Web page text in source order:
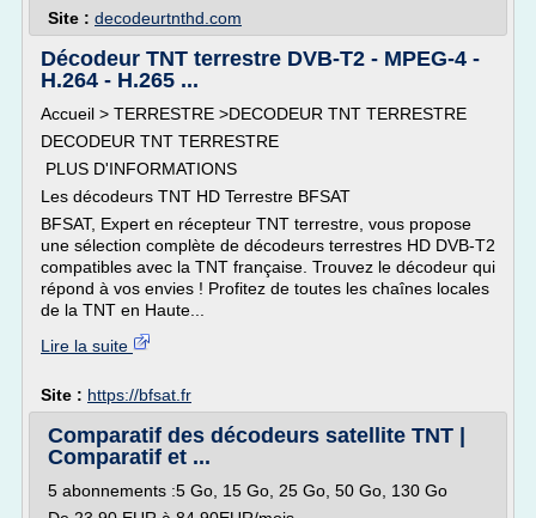
Site : decodeurtnthd.com
Décodeur TNT terrestre DVB-T2 - MPEG-4 -
H.264 - H.265 ...
Accueil > TERRESTRE >DECODEUR TNT TERRESTRE
DECODEUR TNT TERRESTRE
PLUS D'INFORMATIONS
Les décodeurs TNT HD Terrestre BFSAT
BFSAT, Expert en récepteur TNT terrestre, vous propose
une sélection complète de décodeurs terrestres HD DVB-T2
compatibles avec la TNT française. Trouvez le décodeur qui
répond à vos envies ! Profitez de toutes les chaînes locales
de la TNT en Haute...
Lire la suite
Site : https://bfsat.fr
Comparatif des décodeurs satellite TNT |
Comparatif et ...
5 abonnements :5 Go, 15 Go, 25 Go, 50 Go, 130 Go